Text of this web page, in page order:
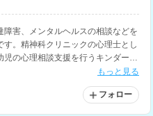
害、メンタルヘルスの相談などを
。精神科クリニックの心理士とし
の心理相談支援を行うキンダーカ
どの勤務経験もお持ちです。もっと見る
フォロー